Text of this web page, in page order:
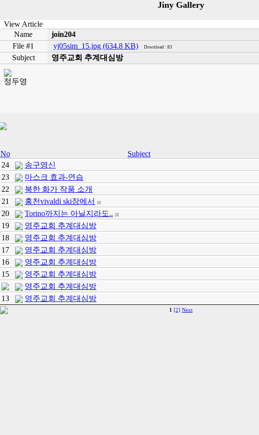
Jiny Gallery
View Article
Name
join204
File #1
yj05sim_15.jpg (634.8 KB) Download : 83
Subject 영주교회 추계대심방
정두영
No Subject
24
송구영신
23
마스크 효과-연습
22
북한 화가 작품 소개
21
홍천vivaldi ski장에서 [1]
20
Torino까지는 아닐지라도.. [2]
19
영주교회 추계대심방
18
영주교회 추계대심방
17
영주교회 추계대심방
16
영주교회 추계대심방
15
영주교회 추계대심방
영주교회 추계대심방
13
영주교회 추계대심방
1 [2] Next